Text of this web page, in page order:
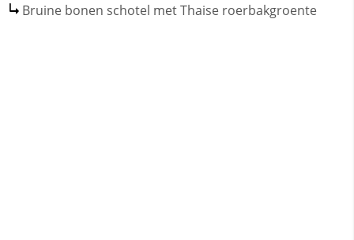
Bruine bonen schotel met Thaise roerbakgroente